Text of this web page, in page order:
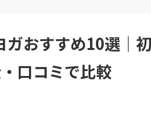
ガおすすめ10選｜
口コミで比較